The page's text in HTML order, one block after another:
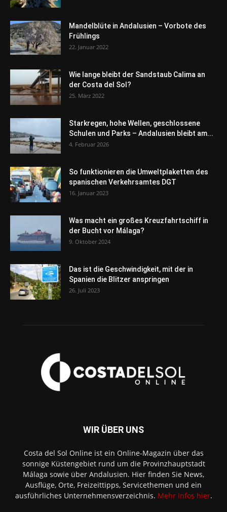
Mandelblüte in Andalusien – Vorbote des
Frühlings
22. Januar 2022
Wie lange bleibt der Sandstaub Calima an
der Costa del Sol?
25. März 2022
Starkregen, hohe Wellen, geschlossene
Schulen und Parks – Andalusien bleibt am...
4. Februar 2026
So funktionieren die Umweltplaketten des
spanischen Verkehrsamtes DGT
16. Januar 2023
Was macht ein großes Kreuzfahrtschiff in
der Bucht vor Málaga?
9. Oktober 2024
Das ist die Geschwindigkeit, mit der in
Spanien die Blitzer anspringen
26. Juli 2023
WIR ÜBER UNS
Costa del Sol Online ist ein Online-Magazin über das
sonnige Küstengebiet rund um die Provinzhauptstadt
Málaga sowie über Andalusien. Hier finden Sie News,
Ausflüge, Orte, Freizeittipps, Servicethemen und ein
ausführliches Unternehmensverzeichnis. Mehr Infos hier.